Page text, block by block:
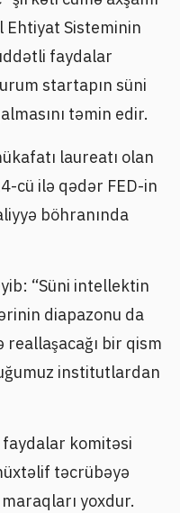
Ehtiyat Sisteminin
faydalar
startapın süni
təmin edir.
laureatı olan
cü ilə qədər FED-in
böhranında
“Süni intellektin
diapazonu da
reallaşacağı bir qism
institutlardan
faydalar komitəsi
təcrübəyə
yoxdur.